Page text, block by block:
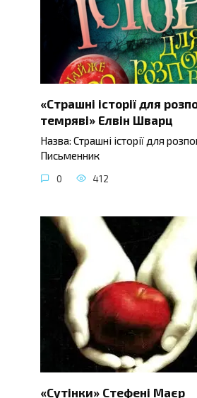
«Страшні історії для
темряві» Елвін Шварц
Назва: Страшні історії для
Письменник
0 412
«Сутінки» Стефені Маєр